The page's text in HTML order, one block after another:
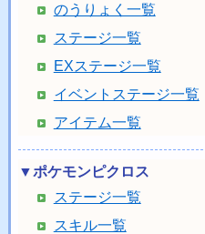
のうりょく一覧
ステージ一覧
EXステージ一覧
イベントステージ一覧
アイテム一覧
▼ポケモンピクロス
ステージ一覧
スキル一覧